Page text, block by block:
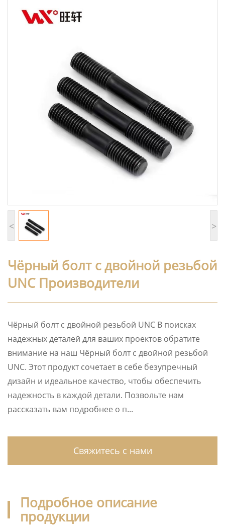
< >
Чёрный болт с двойной резьбой
UNC Производители
Чёрный болт с двойной резьбой UNC В поисках
надежных деталей для ваших проектов обратите
внимание на наш Чёрный болт с двойной резьбой
UNC. Этот продукт сочетает в себе безупречный
дизайн и идеальное качество, чтобы обеспечить
надежность в каждой детали. Позвольте нам
рассказать вам подробнее о п...
Свяжитесь с нами
Подробное описание
продукции